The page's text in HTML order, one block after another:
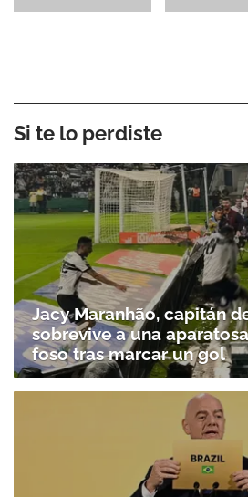
Si te lo perdiste
Jacy Maranhão, capitán
sobrevive a una
foso tras marcar un gol